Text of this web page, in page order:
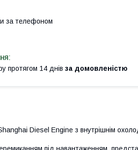
за телефоном
протягом 14 днів за домовленістю
Diesel Engine з внутрішнім